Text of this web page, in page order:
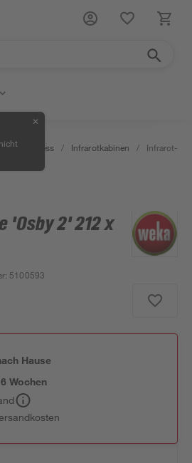
✕
& Wellness / Infrarotkabinen / Infrarot-
2' 212 x
: 5100593
Hause
Wochen